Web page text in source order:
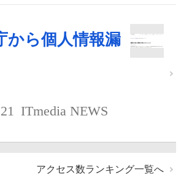
から個人情報漏
ITmedia NEWS
アクセス数ランキング一覧へ